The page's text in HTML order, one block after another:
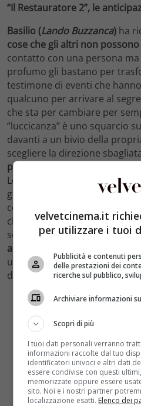
“Il Restauratore 2”, le
Basilio (Lando Buzzanca) ha
cose che gli altri non
contatto con una persona
profumo gli bastano per
testimone di eventi che
qualcuno per arrivare al
che sta per cambiare per
“luccicanza” è uno squarcio
davanti a un bivio della
scegliere la direzione
per sempre loro e chi gli sta
Lo scopo di Basilio è quello di
giusta affinché nessun altro
come è accaduto a lui anni
che lo mette a dura prova,
sempre i conti con la propria
ancora più difficile dall’arrivo
una donna che nasconde
decisa a mettergli i bastoni
velvetcinema.it
per utilizzare i tuoi
Pubblicità e contenuti
delle prestazioni dei
ricerche sul pubblico,
Archiviare informazioni
Scopri di più
I tuoi dati personali verranno
informazioni raccolte dal tuo
identificatori univoci e altri dati
essere condivise con questi
memorizzate oppure essere
sito. Noi e i nostri partner
localizzazione esatti. Elenco dei